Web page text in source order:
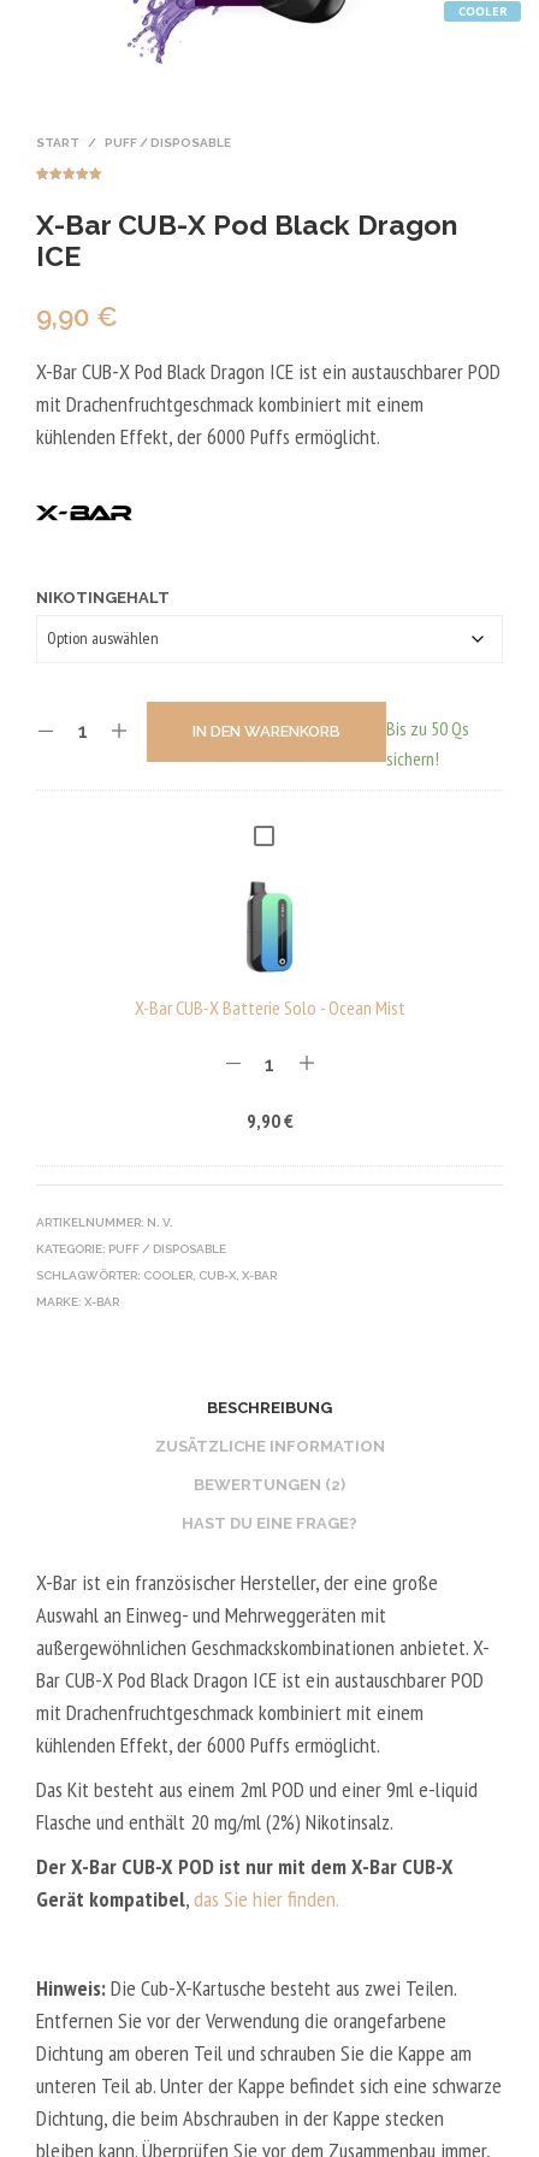
COOLER
START / PUFF / DISPOSABLE
basierend
auf
tungen
X-Bar CUB-X Pod Black Dragon
ICE
9,90 €
X-Bar CUB-X Pod Black Dragon ICE ist ein austauschbarer POD
mit Drachenfruchtgeschmack kombiniert mit einem
kühlenden Effekt, der 6000 Puffs ermöglicht.
NIKOTINGEHALT
IN DEN WARENKORB
Bis zu 50 Qs
sichern!
X
R
C
X
A
E
S
O
-
E
A
N
M
I
S
T
X-Bar CUB-X Batterie Solo - Ocean Mist
9,90€
ARTIKELNUMMER: N. V.
KATEGORIE: PUFF / DISPOSABLE
SCHLAGWÖRTER: COOLER, CUB-X, X-BAR
MARKE: X-BAR
BESCHREIBUNG
ZUSÄTZLICHE INFORMATION
BEWERTUNGEN (2)
HAST DU EINE FRAGE?
X-Bar ist ein französischer Hersteller, der eine große
Auswahl an Einweg- und Mehrweggeräten mit
außergewöhnlichen Geschmackskombinationen anbietet. X-
Bar CUB-X Pod Black Dragon ICE ist ein austauschbarer POD
mit Drachenfruchtgeschmack kombiniert mit einem
kühlenden Effekt, der 6000 Puffs ermöglicht.
Das Kit besteht aus einem 2ml POD und einer 9ml e-liquid
Flasche und enthält 20 mg/ml (2%) Nikotinsalz.
Der X-Bar CUB-X POD ist nur mit dem X-Bar CUB-X
Gerät kompatibel,das Sie hier finden.
Hinweis:Die Cub-X-Kartusche besteht aus zwei Teilen.
Entfernen Sie vor der Verwendung die orangefarbene
Dichtung am oberen Teil und schrauben Sie die Kappe am
unteren Teil ab. Unter der Kappe befindet sich eine schwarze
Dichtung, die beim Abschrauben in der Kappe stecken
bleiben kann. Überprüfen Sie vor dem Zusammenbau immer,